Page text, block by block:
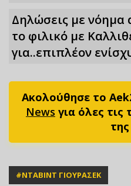
Δηλώσεις με νόημα
το φιλικό με
για..επιπλέον
Ακολούθησε το
News για όλες τις
#ΝΤΑΒΙΝΤ ΓΙΟΥΡΑΣΕΚ